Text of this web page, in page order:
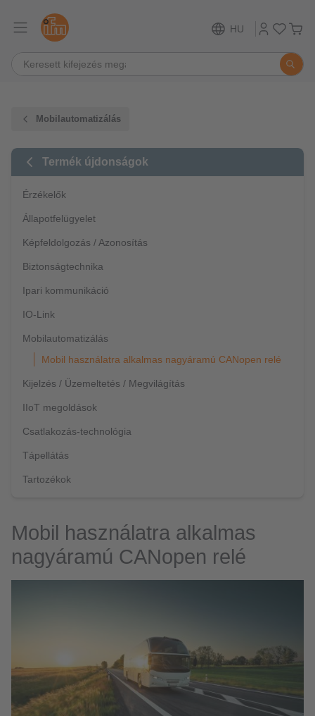
HU
Mobilautomatizálás
Termék újdonságok
Érzékelők
Állapotfelügyelet
Képfeldolgozás / Azonosítás
Biztonságtechnika
Ipari kommunikáció
IO-Link
Mobilautomatizálás
Mobil használatra alkalmas nagyáramú CANopen relé
Kijelzés / Üzemeltetés / Megvilágítás
IIoT megoldások
Csatlakozás-technológia
Tápellátás
Tartozékok
Mobil használatra alkalmas
nagyáramú CANopen relé